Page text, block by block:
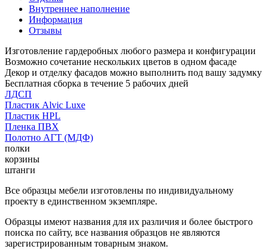
Внутреннее наполнение
Информация
Отзывы
Изготовление гардеробных любого размера и конфигурации
Возможно сочетание нескольких цветов в одном фасаде
Декор и отделку фасадов можно выполнить под вашу задумку
Бесплатная сборка в течение 5 рабочих дней
ЛДСП
Пластик Alvic Luxe
Пластик HPL
Пленка ПВХ
Полотно АГТ (МДФ)
полки
корзины
штанги
Все образцы мебели изготовлены по индивидуальному
проекту в единственном экземпляре.
Образцы имеют названия для их различия и более быстрого
поиска по сайту, все названия образцов не являются
зарегистрированным товарным знаком.